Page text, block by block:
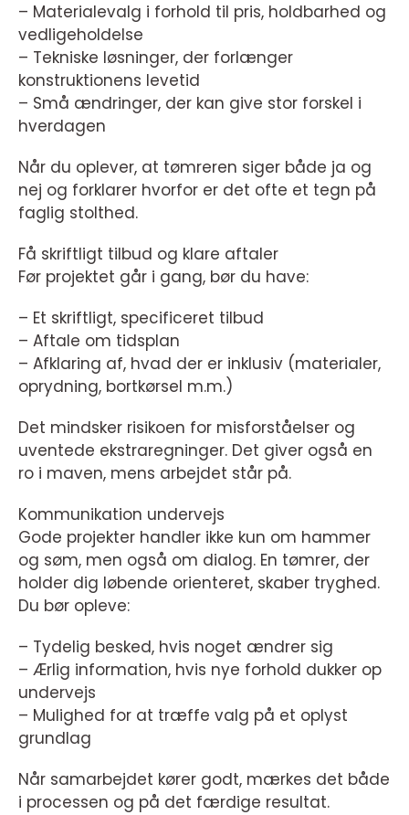
– Materialevalg i forhold til pris, holdbarhed og
vedligeholdelse
– Tekniske løsninger, der forlænger
konstruktionens levetid
– Små ændringer, der kan give stor forskel i
hverdagen
Når du oplever, at tømreren siger både ja og
nej og forklarer hvorfor er det ofte et tegn på
faglig stolthed.
Få skriftligt tilbud og klare aftaler
Før projektet går i gang, bør du have:
– Et skriftligt, specificeret tilbud
– Aftale om tidsplan
– Afklaring af, hvad der er inklusiv (materialer,
oprydning, bortkørsel m.m.)
Det mindsker risikoen for misforståelser og
uventede ekstraregninger. Det giver også en
ro i maven, mens arbejdet står på.
Kommunikation undervejs
Gode projekter handler ikke kun om hammer
og søm, men også om dialog. En tømrer, der
holder dig løbende orienteret, skaber tryghed.
Du bør opleve:
– Tydelig besked, hvis noget ændrer sig
– Ærlig information, hvis nye forhold dukker op
undervejs
– Mulighed for at træffe valg på et oplyst
grundlag
Når samarbejdet kører godt, mærkes det både
i processen og på det færdige resultat.